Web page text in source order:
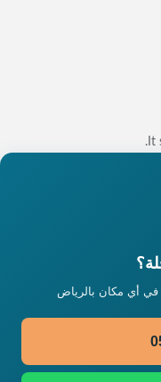
It
في أي مكان بالرياض